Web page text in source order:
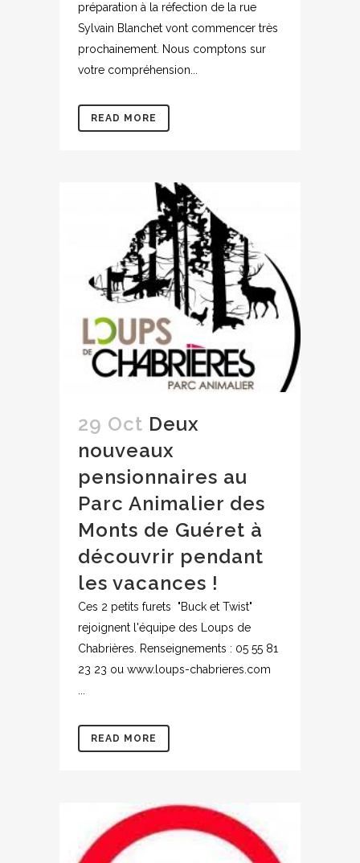
préparation à la réfection de la rue
Sylvain Blanchet vont commencer très
prochainement. Nous comptons sur
votre compréhension...
READ MORE
29 Oct Deux
nouveaux
pensionnaires au
Parc Animalier des
Monts de Guéret à
découvrir pendant
les vacances !
Ces 2 petits furets "Buck et Twist"
rejoignent l'équipe des Loups de
Chabrières. Renseignements : 05 55 81
23 23 ou www.loups-chabrieres.com
READ MORE